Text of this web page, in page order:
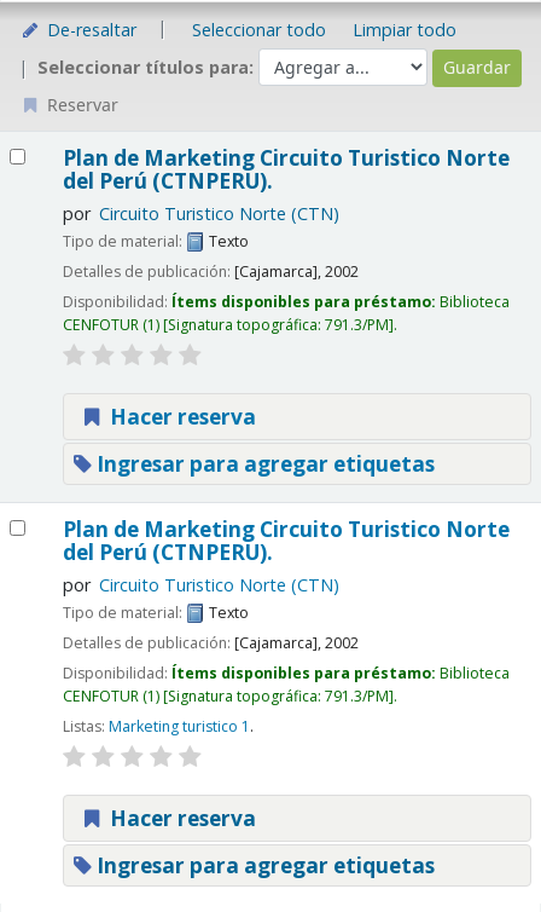
De-resaltar Seleccionar todo
Limpiar todo
Seleccionar títulos para:
Reservar
Plan de Marketing Circuito Turistico Norte
del Perú (CTNPERU).
por Circuito Turistico Norte (CTN)
Tipo de material:
Texto
Detalles de publicación: [Cajamarca],2002
Disponibilidad: Ítems disponibles para préstamo: Biblioteca
CENFOTUR(1) Signatura topográfica: 791.3/PM .
Hacer reserva
Ingresar para agregar etiquetas
Plan de Marketing Circuito Turistico Norte
del Perú (CTNPERU).
por Circuito Turistico Norte (CTN)
Tipo de material:
Texto
Detalles de publicación: [Cajamarca],2002
Disponibilidad: Ítems disponibles para préstamo: Biblioteca
CENFOTUR(1) Signatura topográfica: 791.3/PM .
Listas: Marketing turistico 1 .
Hacer reserva
Ingresar para agregar etiquetas